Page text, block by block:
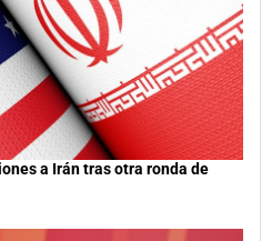
a Irán tras otra ronda de